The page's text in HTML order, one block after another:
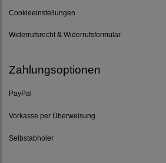
Cookieeinstellungen
Widerrufsrecht & Widerrufsformular
Zahlungsoptionen
PayPal
Vorkasse per Überweisung
Selbstabholer